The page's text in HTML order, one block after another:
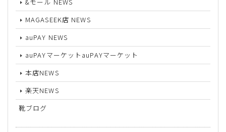
MAGASEEK店 NEWS
auPAY NEWS
auPAYマーケットauPAYマーケット
本店NEWS
楽天NEWS
靴ブログ